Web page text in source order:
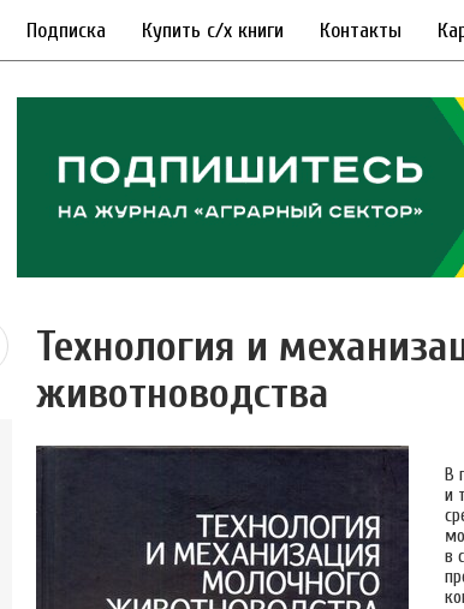
Подписка Купить с/х книги Контакты
Технология и
животноводства
В
и
в